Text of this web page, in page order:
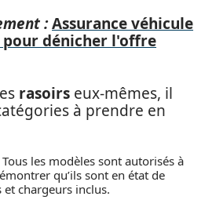
:Assurance véhicule
pour dénicher l'offre
rasoirs eux-mêmes, il
à prendre en
Tous les modèles sont autorisés à
qu’ils sont en état de
et chargeurs inclus.